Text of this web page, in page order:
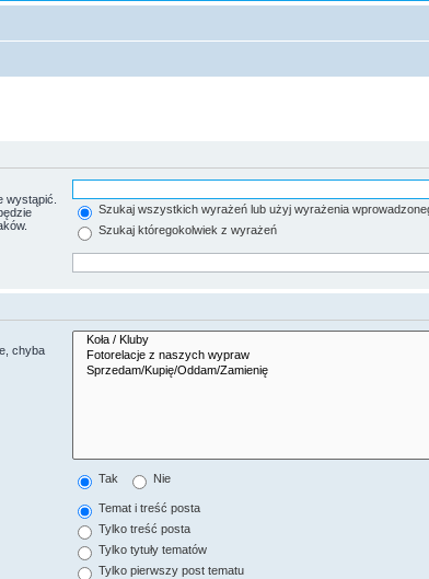
wystąpić.
Szukaj wszystkich wyrażeń lub użyj wyrażenia
Szukaj któregokolwiek z wyrażeń
chyba
Tak Nie
Temat i treść posta
Tylko treść posta
Tylko tytuły tematów
Tylko pierwszy post tematu